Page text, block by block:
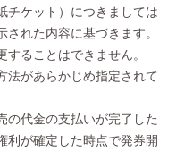
チケット）につきましては
れた内容に基づきます。
ることはできません。
法があらかじめ指定されて
の代金の支払いが完了した
利が確定した時点で発券開